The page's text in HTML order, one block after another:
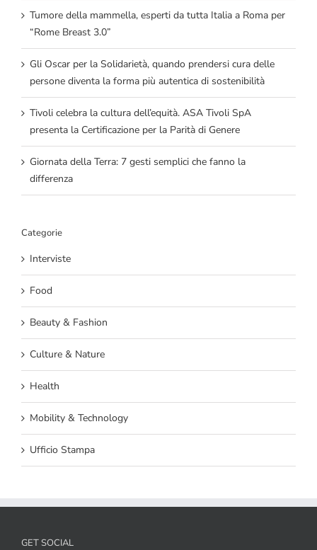
Tumore della mammella, esperti da tutta Italia a Roma per
“Rome Breast 3.0”
Gli Oscar per la Solidarietà, quando prendersi cura delle
persone diventa la forma più autentica di sostenibilità
Tivoli celebra la cultura dell’equità. ASA Tivoli SpA
presenta la Certificazione per la Parità di Genere
Giornata della Terra: 7 gesti semplici che fanno la
differenza
Categorie
Interviste
Food
Beauty & Fashion
Culture & Nature
Health
Mobility & Technology
Ufficio Stampa
GET SOCIAL